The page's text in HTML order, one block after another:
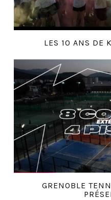
LES 10 ANS DE
GRENOBLE